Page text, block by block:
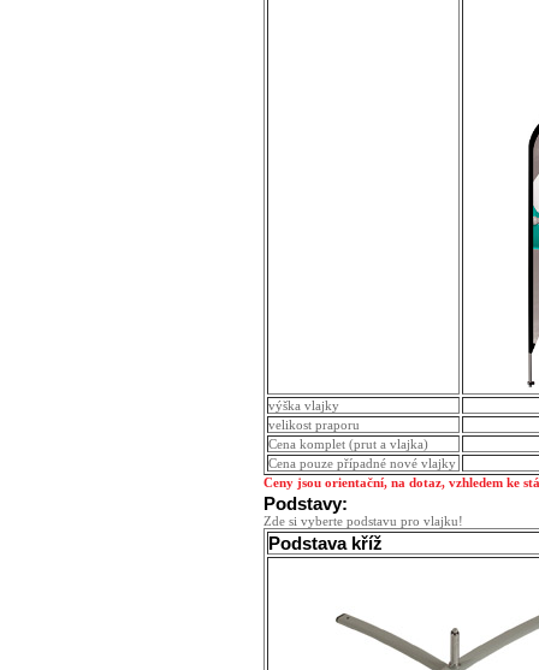
výška vlajky
velikost praporu
Cena komplet (prut a vlajka)
Cena pouze případné nové vlajky
Ceny jsou orientační, na dotaz, vzhledem ke
Podstavy:
Zde si vyberte podstavu pro vlajku!
Podstava kříž